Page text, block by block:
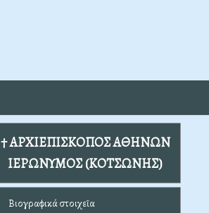
† ΑΡΧΙΕΠΙΣΚΟΠΟΣ ΑΘΗΝΩΝ
ΙΕΡΩΝΥΜΟΣ (ΚΟΤΣΩΝΗΣ)
Βιογραφικά στοιχεῖα